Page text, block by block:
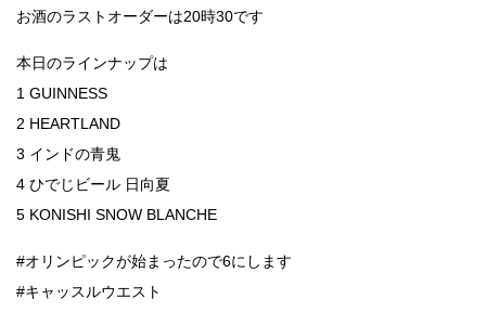
お酒のラストオーダーは20時30です
本日のラインナップは
1 GUINNESS
2 HEARTLAND
3 インドの青鬼
4 ひでじビール 日向夏
5 KONISHI SNOW BLANCHE
#オリンピックが始まったので6にします
#キャッスルウエスト